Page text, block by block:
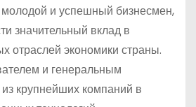
и успешный бизнесмен,
значительный вклад в
отраслей экономики страны.
и генеральным
крупнейших компаний в